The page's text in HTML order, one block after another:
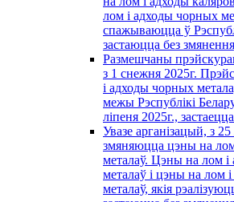
лом і адходы чорных
спажываюцца ў
застаюцца без
Размешчаны
з 1 снежня 2025г.
і адходы чорных
межы Рэспублікі
лiпеня 2025г.,
Увазе арганізацый, з 25
змяняюцца цэны на
металаў. Цэны на лом
металаў і цэны на лом
металаў, якія